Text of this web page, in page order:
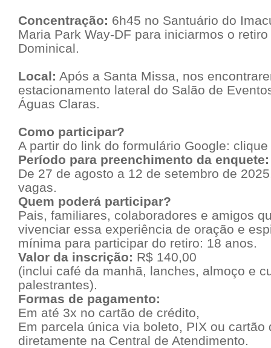
Concentração: 6h45 no Santuário do
Maria Park Way-DF para iniciarmos o
Dominical.
Local: Após a Santa Missa, nos
estacionamento lateral do Salão de
Águas Claras.
Como participar?
A partir do link do formulário Google:
Período para preenchimento da enquete:
De 27 de agosto a 12 de setembro de
vagas.
Quem poderá participar?
Pais, familiares, colaboradores e amigos
vivenciar essa experiência de oração e
mínima para participar do retiro: 18 anos.
Valor da inscrição: R$ 140,00
(inclui café da manhã, lanches, almoço e
palestrantes).
Formas de pagamento:
Em até 3x no cartão de crédito,
Em parcela única via boleto, PIX ou cartão
diretamente na Central de Atendimento.